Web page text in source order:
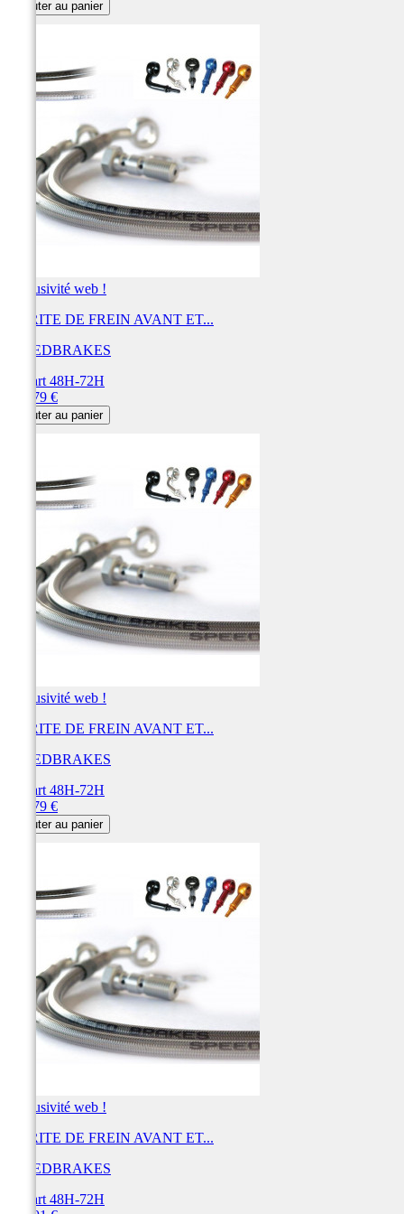
Ajouter au panier
Exclusivité web !
DURITE DE FREIN AVANT ET...
SPEEDBRAKES
Départ 48H-72H
438,79 €
Ajouter au panier
Exclusivité web !
DURITE DE FREIN AVANT ET...
SPEEDBRAKES
Départ 48H-72H
438,79 €
Ajouter au panier
Exclusivité web !
DURITE DE FREIN AVANT ET...
SPEEDBRAKES
Départ 48H-72H